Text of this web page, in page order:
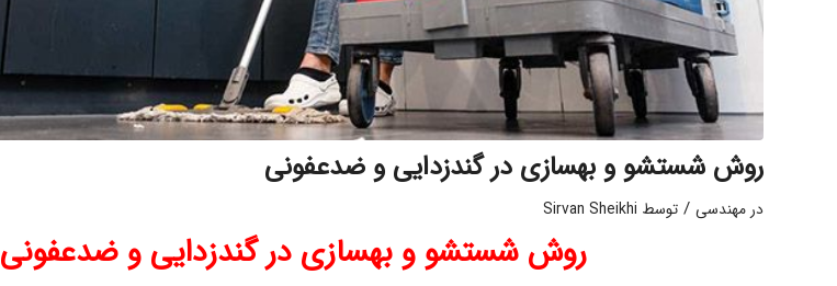
روش شستشو و بهسازی در گندزدایی و ضدعفونی
در مهندسی / توسط Sirvan Sheikhi
روش شستشو و بهسازی در گندزدایی و ضدعفونی